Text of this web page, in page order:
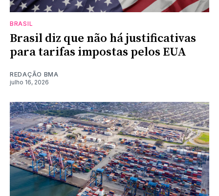
BRASIL
Brasil diz que não há justificativas
para tarifas impostas pelos EUA
REDAÇÃO BMA
julho 16, 2026